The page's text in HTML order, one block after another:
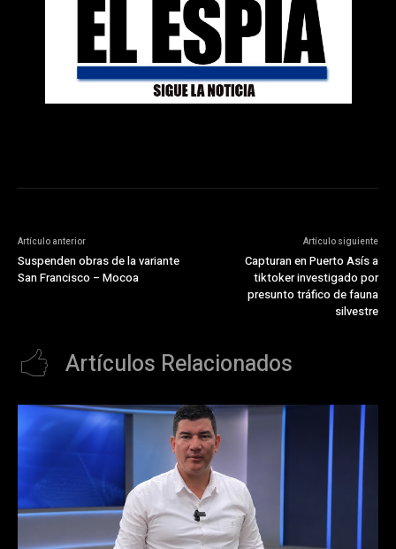
Artículo anterior
Suspenden obras de la variante
San Francisco – Mocoa
Artículo siguiente
Capturan en Puerto Asís a
tiktoker investigado por
presunto tráfico de fauna
silvestre
Artículos Relacionados